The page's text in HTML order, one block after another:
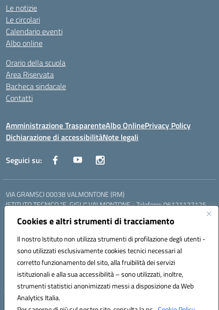
Cookies e altri strumenti di tracciamento
Il nostro Istituto non utilizza strumenti di profilazione degli utenti -
sono utilizzati esclusivamente cookies tecnici necessari al
corretto funzionamento del sito, alla fruibilità dei servizi
istituzionali e alla sua accessibilità – sono utilizzati, inoltre,
strumenti statistici anonimizzati messi a disposizione da Web
Analytics Italia.
Le notizie
Le circolari
Calendario eventi
Albo online
Orario della scuola
Area Riservata
Bacheca sindacale
Contatti
Amministrazione TrasparenteAlbo OnlinePrivacy Policy
Dichiarazione di accessibilitàNote legali
Seguici su:
VIA GRAMSCI 00038 VALMONTONE (RM)
ISTITUTO TECNICO "E. GIGLI" VALMONTONE - Telefono: 06121127125
06121126825
LICEO DELLE SCIENZE UMANE "P.L. NERVI" SEGNI - Telefono:
Mail: RMIS099002@istruzione.it - PEC: RMIS099002@pec.istruzione.it
Codice meccanografico: RMIS099002
Codice fiscale: 95036960581
Hosting & Powered by 3D Solution S.r.l.